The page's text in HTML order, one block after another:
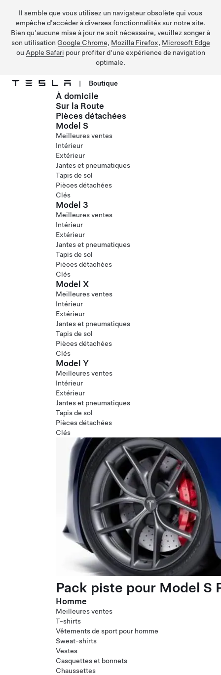
Il semble que vous utilisez un navigateur obsolète qui vous
empêche d'accéder à diverses fonctionnalités sur notre site.
Bien qu'aucune mise à jour ne soit nécessaire, veuillez songer à
son utilisation Google Chrome, Mozilla Firefox, Microsoft Edge
ou Apple Safari pour profiter d'une expérience de navigation
optimale.
Passer au contenu principal
| Boutique
À domicile
Sur la Route
Pièces détachées
Model S
Meilleures ventes
Intérieur
Extérieur
Jantes et pneumatiques
Tapis de sol
Pièces détachées
Clés
Model 3
Meilleures ventes
Intérieur
Extérieur
Jantes et pneumatiques
Tapis de sol
Pièces détachées
Clés
Model X
Meilleures ventes
Intérieur
Extérieur
Jantes et pneumatiques
Tapis de sol
Pièces détachées
Clés
Model Y
Meilleures ventes
Intérieur
Extérieur
Jantes et pneumatiques
Tapis de sol
Pièces détachées
Clés
Pack piste pour Model S
Homme
Meilleures ventes
T-shirts
Vêtements de sport pour homme
Sweat-shirts
Vestes
Casquettes et bonnets
Chaussettes